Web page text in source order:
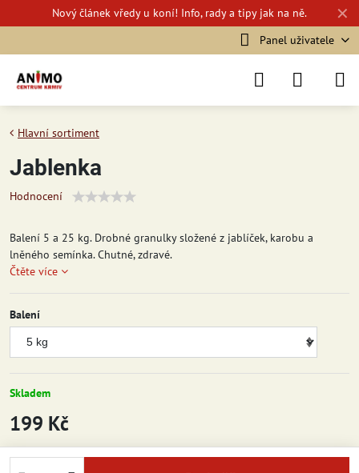
✕
Novýčlánek vředy u koní! Info, rady a tipy jak na ně.
Panel uživatele
Hlavní sortiment
Jablenka
Hodnocení
Balení 5 a 25 kg. Drobné granulky složené z jablíček, karobu a
lněného semínka. Chutné, zdravé.
Čtěte více
Balení
Skladem
199 Kč